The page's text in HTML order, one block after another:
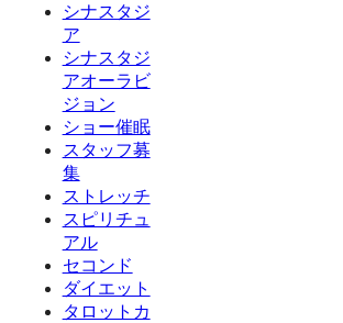
シナスタジ
ア
シナスタジ
アオーラビ
ジョン
ショー催眠
スタッフ募
集
ストレッチ
スピリチュ
アル
セコンド
ダイエット
タロットカ